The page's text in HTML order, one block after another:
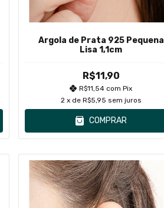
Argola de Prata 925 Pequena
Lisa 1,1cm
R$11,90
R$11,54com Pix
2 x de R$5,95 sem juros
COMPRAR